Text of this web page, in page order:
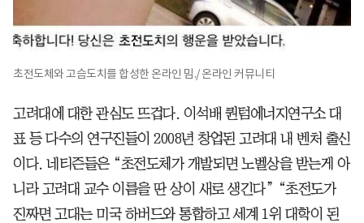
초전도체와 고슴도치를 합성한 온라인 밈./ 온라인 커뮤니티
고려대에 대한 관심도 뜨겁다. 이석배 퀀텀에너지연구소 대
표 등 다수의 연구진들이 2008년 창업된 고려대 내 벤처 출신
이다. 네티즌들은 “초전도체가 개발되면 노벨상을 받는게 아
니라 고려대 교수 이름을 딴 상이 새로 생긴다” “초전도가
진짜면 고대는 미국 하버드와 통합하고 세계 1위 대학이 된